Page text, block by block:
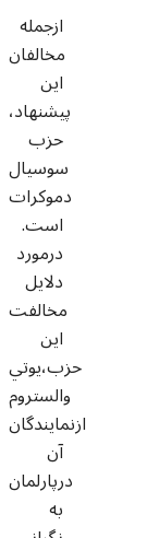
ازجمله
مخالفان
این
پیشنهاد،
حزب
سوسیال
دموکرات
است.
درمورد
دلایل
مخالفت
این
حزب،يوتي
والستروم
ازنمایندگان
آن
درپارلمان
به